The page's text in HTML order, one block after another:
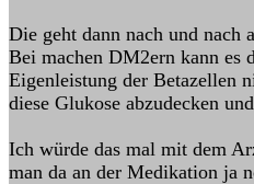
Die geht dann nach und nach
Bei machen DM2ern kann es
Eigenleistung der Betazellen
diese Glukose abzudecken
Ich würde das mal mit dem
man da an der Medikation ja